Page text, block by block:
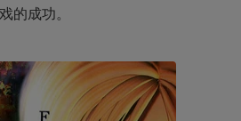
的成功。